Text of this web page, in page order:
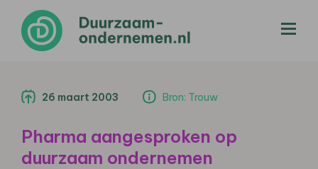
26 maart 2003 Bron: Trouw
Pharma aangesproken op
duurzaam ondernemen